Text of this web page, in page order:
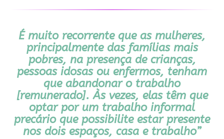
É muito recorrente que as mulheres,
principalmente das famílias mais
pobres, na presença de crianças,
pessoas idosas ou enfermos, tenham
que abandonar o trabalho
[remunerado]. Às vezes, elas têm que
optar por um trabalho informal
precário que possibilite estar presente
nos dois espaços, casa e trabalho”